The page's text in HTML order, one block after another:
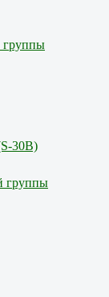
группы
30В)
группы